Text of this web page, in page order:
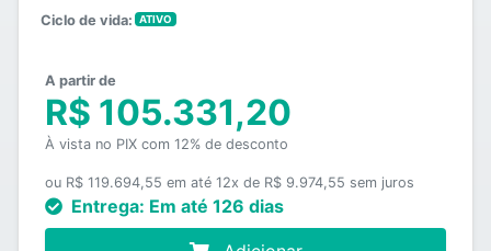
Ciclo de vida:
ATIVO
A partir de
R$ 105.331,20
À vista no PIX com 12% de desconto
ou R$ 119.694,55 em até 12x de R$ 9.974,55 sem juros
Entrega: Em até 126 dias